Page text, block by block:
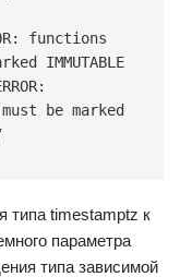
functions
IMMUTABLE
be marked
типа timestamptz к
параметра
типа зависимой